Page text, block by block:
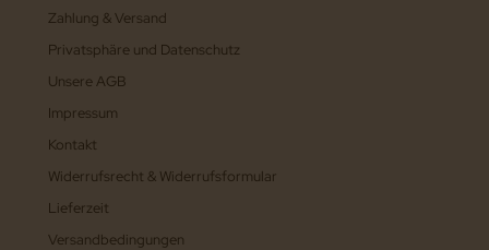
Zahlung & Versand
Privatsphäre und Datenschutz
Unsere AGB
Impressum
Kontakt
Widerrufsrecht & Widerrufsformular
Lieferzeit
Versandbedingungen